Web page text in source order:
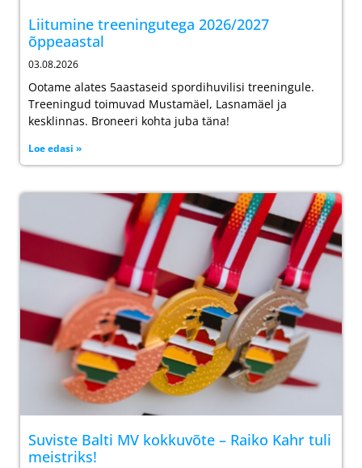
Liitumine treeningutega 2026/2027
õppeaastal
03.08.2026
Ootame alates 5aastaseid spordihuvilisi treeningule.
Treeningud toimuvad Mustamäel, Lasnamäel ja
kesklinnas. Broneeri kohta juba täna!
Loe edasi »
Suviste Balti MV kokkuvõte – Raiko Kahr tuli
meistriks!